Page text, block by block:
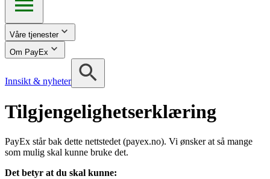
Våre tjenester
Om PayEx
Innsikt & nyheter
Tilgjengelighetserklæring
PayEx står bak dette nettstedet (payex.no). Vi ønsker at så mange
som mulig skal kunne bruke det.
Det betyr at du skal kunne: